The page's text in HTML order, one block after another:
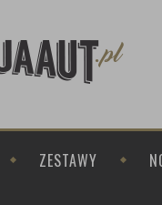
ZESTAWY